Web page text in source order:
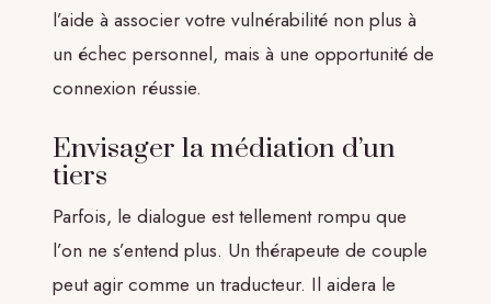
l’aide à associer votre vulnérabilité non plus à
un échec personnel, mais à une opportunité de
connexion réussie.
Envisager la médiation d’un
tiers
Parfois, le dialogue est tellement rompu que
l’on ne s’entend plus. Un thérapeute de couple
peut agir comme un traducteur. Il aidera le